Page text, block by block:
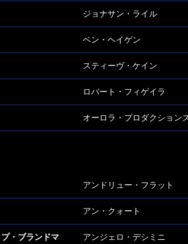
ジョナサン・ライル
ベン・ヘイゲン
スティーヴ・ケイン
ロバート・フィゲイラ
オーロラ・プロダクション
アンドリュー・フラット
アン・クォート
・ブランドマ
アンジェロ・デシミニ